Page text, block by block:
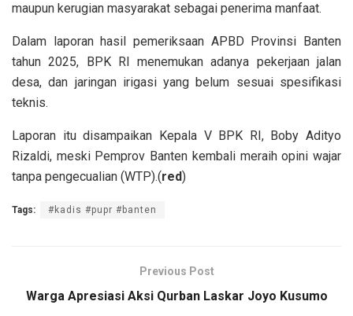
maupun kerugian masyarakat sebagai penerima manfaat.
Dalam laporan hasil pemeriksaan APBD Provinsi Banten
tahun 2025, BPK RI menemukan adanya pekerjaan jalan
desa, dan jaringan irigasi yang belum sesuai spesifikasi
teknis.
Laporan itu disampaikan Kepala V BPK RI, Boby Adityo
Rizaldi, meski Pemprov Banten kembali meraih opini wajar
tanpa pengecualian (WTP).(red)
Tags: #kadis #pupr #banten
Previous Post
Warga Apresiasi Aksi Qurban Laskar Joyo Kusumo